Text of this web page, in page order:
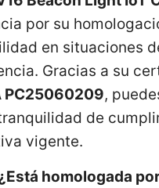
por su
en situaciones
Gracias a su
PC25060209,
de
vigente.
homologada